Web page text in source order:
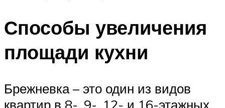
Способы увеличения
площади кухни
Брежневка – это один из видов
квартир в 8-, 9-, 12- и 16-этажных